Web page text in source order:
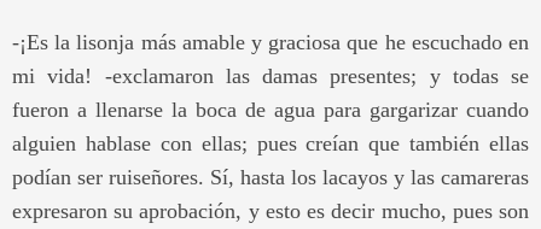
-¡Es la lisonja más amable y graciosa que he escuchado en
mi vida! -exclamaron las damas presentes; y todas se
fueron a llenarse la boca de agua para gargarizar cuando
alguien hablase con ellas; pues creían que también ellas
podían ser ruiseñores. Sí, hasta los lacayos y las camareras
expresaron su aprobación, y esto es decir mucho, pues son